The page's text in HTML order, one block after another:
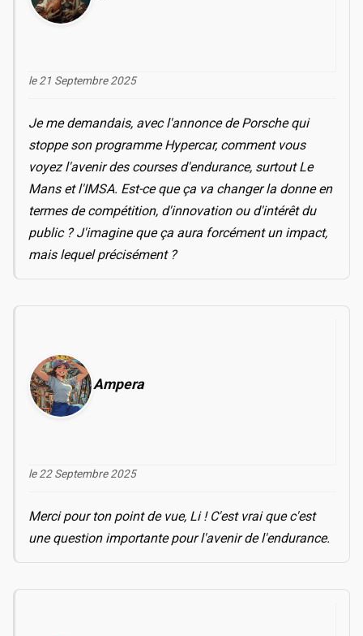
le 21 Septembre 2025
Je me demandais, avec l'annonce de Porsche qui
stoppe son programme Hypercar, comment vous
voyez l'avenir des courses d'endurance, surtout Le
Mans et l'IMSA. Est-ce que ça va changer la donne en
termes de compétition, d'innovation ou d'intérêt du
public ? J'imagine que ça aura forcément un impact,
mais lequel précisément ?
Ampera
le 22 Septembre 2025
Merci pour ton point de vue, Li ! C'est vrai que c'est
une question importante pour l'avenir de l'endurance.